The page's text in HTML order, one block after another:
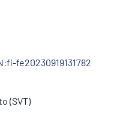
fe20230919131782
(SVT)